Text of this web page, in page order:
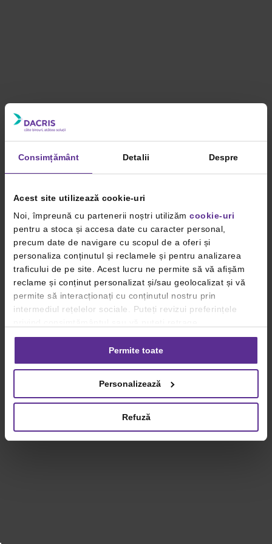
Consimțământ Detalii Despre
Acest site utilizează cookie-uri
Noi, împreună cu partenerii noștri utilizăm cookie-uri
pentru a stoca și accesa date cu caracter personal,
precum date de navigare cu scopul de a oferi și
personaliza conținutul și reclamele și pentru analizarea
traficului de pe site. Acest lucru ne permite să vă afișăm
reclame și conținut personalizat și/sau geolocalizat și vă
permite să interacționați cu conținutul nostru prin
intermediul rețelelor sociale. Puteți revizui preferințele
consimțământul oricând, făcând click pe linkul către
setările dvs. de cookie-uri.
privind utilizarea modulelor cookie.Detalii
Permite toate
Personalizează
Refuză